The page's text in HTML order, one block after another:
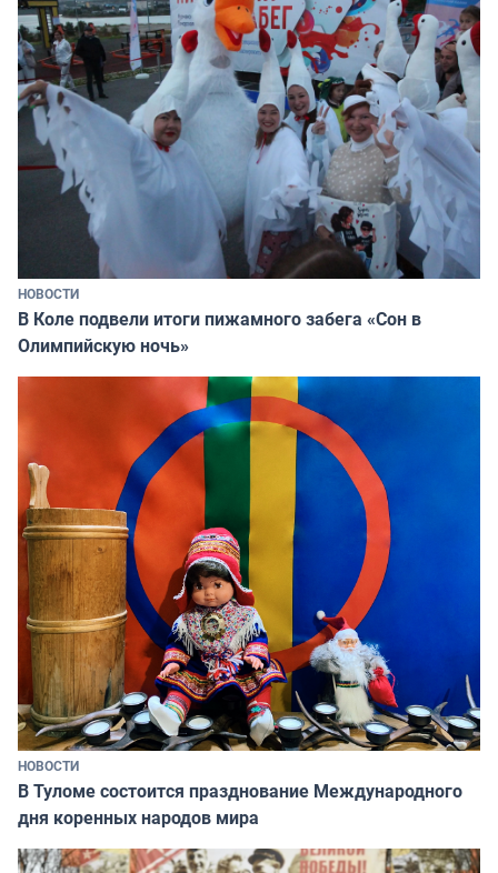
НОВОСТИ
В Коле подвели итоги пижамного забега «Сон в
Олимпийскую ночь»
НОВОСТИ
В Туломе состоится празднование Международного
дня коренных народов мира